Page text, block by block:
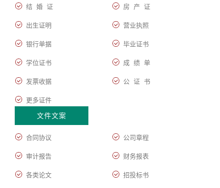
结 婚 证 房 产 证
出生证明 营业执照
银行单据 毕业证书
学位证书 成 绩 单
发票收据 公 证 书
更多证件
文件文案
合同协议 公司章程
审计报告 财务报表
各类论文 招投标书